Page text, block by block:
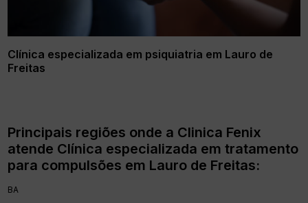
Clínica especializada em psiquiatria em Lauro de
Freitas
Principais regiões onde a Clinica Fenix
atende Clínica especializada em tratamento
para compulsões em Lauro de Freitas:
BA